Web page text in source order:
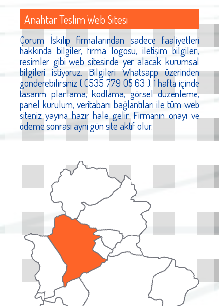
Anahtar Teslim Web Sitesi
Çorum İskilip firmalarından sadece faaliyetleri
hakkında bilgiler, firma logosu, iletişim bilgileri,
resimler gibi web sitesinde yer alacak kurumsal
bilgileri istiyoruz. Bilgileri Whatsapp üzerinden
gönderebilirsiniz ( 0535 779 05 63 ). 1 hafta içinde
tasarım planlama, kodlama, görsel düzenleme,
panel kurulum, veritabanı bağlantıları ile tüm web
siteniz yayına hazır hale gelir. Firmanın onayı ve
ödeme sonrası aynı gün site aktif olur.